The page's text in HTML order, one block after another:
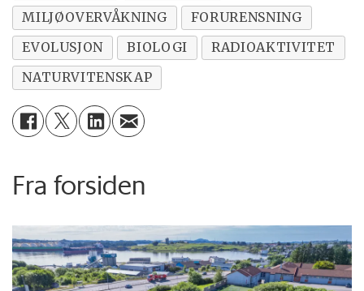
MILJØOVERVÅKNING
FORURENSNING
EVOLUSJON
BIOLOGI
RADIOAKTIVITET
NATURVITENSKAP
Fra forsiden